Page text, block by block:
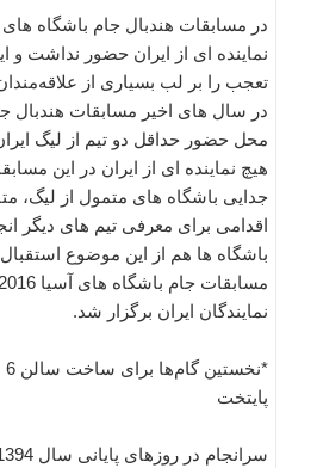
نماینده ای از ایران حضور نداشت
تعجب را بر لب بسیاری از
در سال های اخیر مسابقات هندبال
محل حضور حداقل دو تیم از لیگ
هیچ نماینده ای از ایران در این
جدایی باشگاه های متمول از لیگ،
اقدامی برای معرفی تیم های دیگر
باشگاه ها هم از این موضوع
نمایندگان ایران برگزار شد.
پایتخت